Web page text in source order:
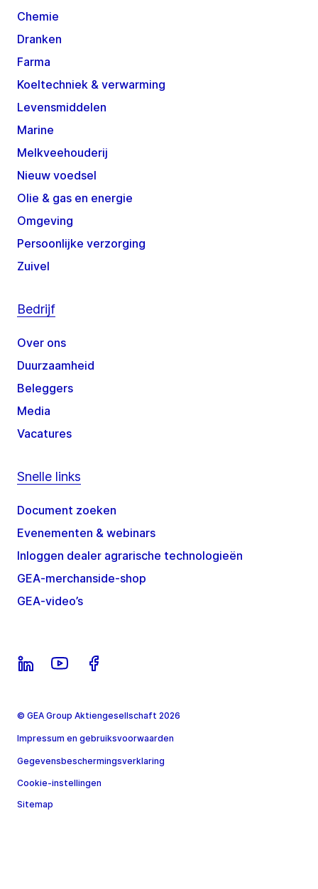
Chemie
Dranken
Farma
Koeltechniek & verwarming
Levensmiddelen
Marine
Melkveehouderij
Nieuw voedsel
Olie & gas en energie
Omgeving
Persoonlijke verzorging
Zuivel
Bedrijf
Over ons
Duurzaamheid
Beleggers
Media
Vacatures
Snelle links
Document zoeken
Evenementen & webinars
Inloggen dealer agrarische technologieën
GEA-merchanside-shop
GEA-video’s
© GEA Group Aktiengesellschaft 2026
Impressum en gebruiksvoorwaarden
Gegevensbeschermingsverklaring
Cookie-instellingen
Sitemap